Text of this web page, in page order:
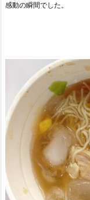
感動の瞬間でした。